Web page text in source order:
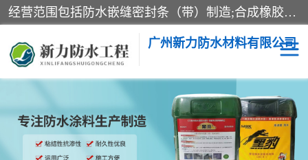
经营范围包括防水嵌缝密封条（带）制造;合成橡胶制造（监控化学品、危险化学品除外）;沥青混合物制造;防水胶粘带制造;其他合成材料制造（监控化学品、危险化学品除外）;涂料制造（监控化学品、危险化学品除外）;建筑结构防水补漏;防水建筑材料制造;粘合剂制造（监控化学品、危险化学品除外）;涂料零售;广州新力防水材料有限公司具有1处分支机构。
广州新力防水材料有限公司
黑豹防水胶 建筑108胶水
乳化沥青防水涂料 自粘卷材